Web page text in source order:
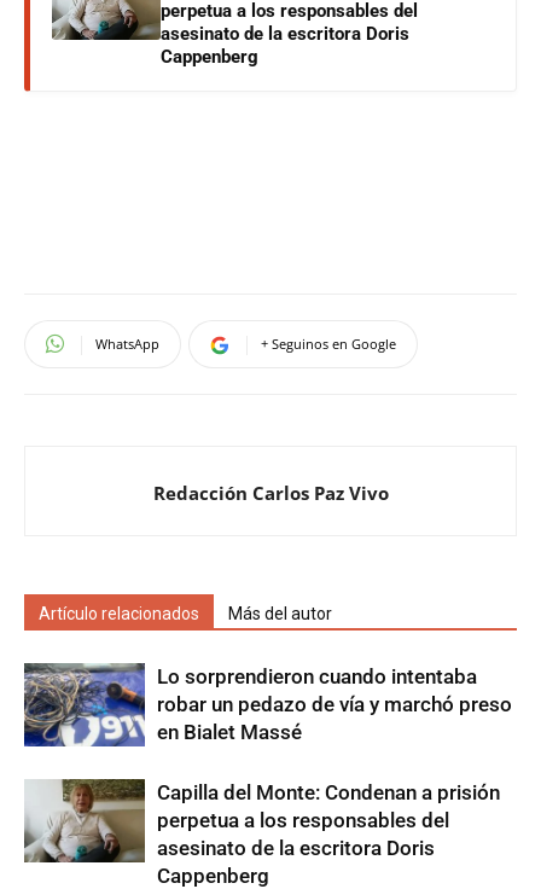
perpetua a los responsables del
asesinato de la escritora Doris
Cappenberg
WhatsApp + Seguinos en Google
Redacción Carlos Paz Vivo
Artículo relacionados Más del autor
Lo sorprendieron cuando intentaba
robar un pedazo de vía y marchó preso
en Bialet Massé
Capilla del Monte: Condenan a prisión
perpetua a los responsables del
asesinato de la escritora Doris
Cappenberg